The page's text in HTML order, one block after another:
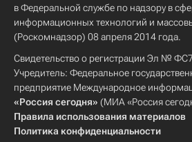
в Федеральной службе по надзору в
информационных технологий и
(Роскомнадзор) 08 апреля 2014 года.
Свидетельство о регистрации Эл №
Учредитель: Федеральное
предприятие Международное
«Россия сегодня» (МИА «Россия
Правила использования материалов
Политика конфиденциальности